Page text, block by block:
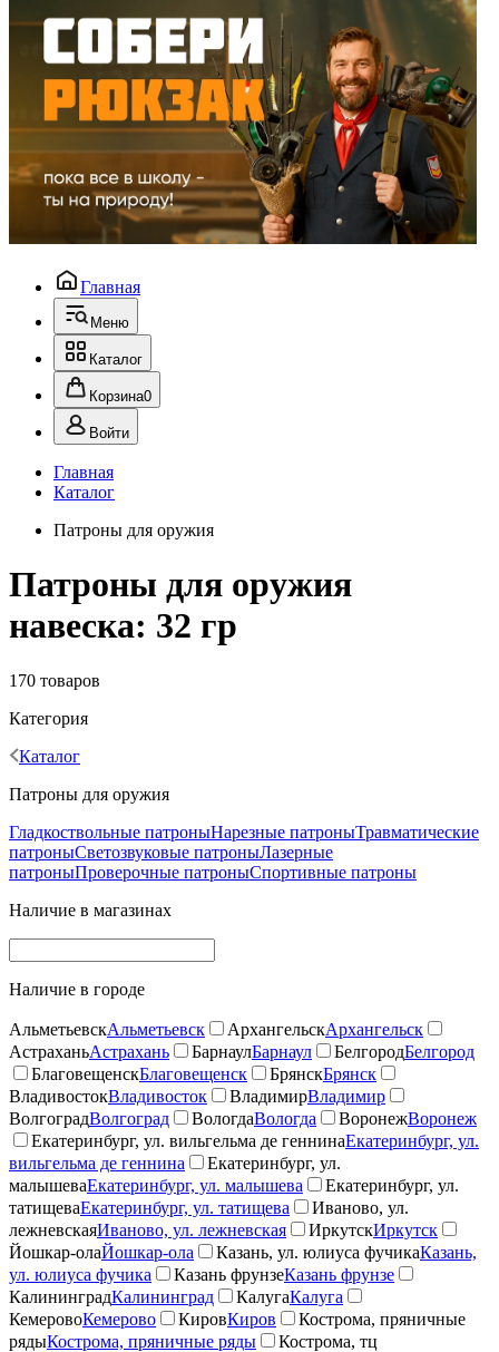
Главная
Меню
Каталог
Корзина0
Войти
Главная
Каталог
Патроны для оружия
Патроны для оружия
навеска: 32 гр
170 товаров
Категория
Каталог
Патроны для оружия
Гладкоствольные патроныНарезные патроныТравматические
патроныСветозвуковые патроныЛазерные
патроныПроверочные патроныСпортивные патроны
Наличие в магазинах
Наличие в городе
АльметьевскАльметьевск АрхангельскАрхангельск
АстраханьАстрахань БарнаулБарнаул БелгородБелгород
БлаговещенскБлаговещенск БрянскБрянск
ВладивостокВладивосток ВладимирВладимир
ВолгоградВолгоград ВологдаВологда ВоронежВоронеж
Екатеринбург, ул. вильгельма де геннинаЕкатеринбург, ул.
вильгельма де геннина
Екатеринбург, ул.
малышеваЕкатеринбург, ул. малышева
Екатеринбург, ул.
татищеваЕкатеринбург, ул. татищева
Иваново, ул.
лежневскаяИваново, ул. лежневская ИркутскИркутск
Йошкар-олаЙошкар-ола Казань, ул. юлиуса фучикаКазань,
ул. юлиуса фучика
Казань фрунзеКазань фрунзе
КалининградКалининград КалугаКалуга
КемеровоКемерово КировКиров
Кострома, пряничные
рядыКострома, пряничные ряды
Кострома, тц